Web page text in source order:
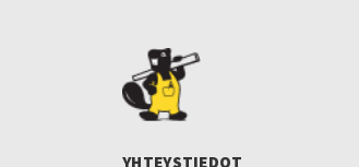
YHTEYSTIEDOT